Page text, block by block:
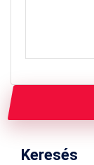
Keresés